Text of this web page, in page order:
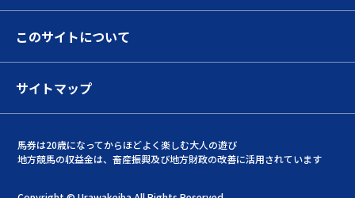
このサイトについて
サイトマップ
馬券は20歳になってからほどよく楽しむ大人の遊び
地方競馬の収益金は、畜産振興及び地方財政の改善に活用されています